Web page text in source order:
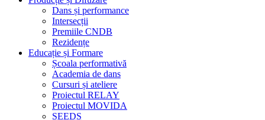
Dans și performance
Intersecții
Premiile CNDB
Rezidențe
Educație și Formare
Școala performativă
Academia de dans
Cursuri și ateliere
Proiectul RELAY
Proiectul MOVIDA
SEEDS